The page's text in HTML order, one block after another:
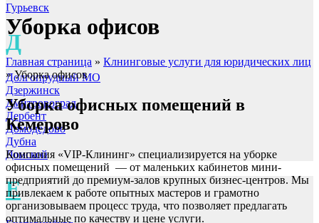
Гурьевск
Д
Долгопрудный МО
Дзержинск
Дмитровоград
Дербент
Домодедово
Дубна
Донской
Е
Уборка офисов
Главная страница » Клнинговые услуги для юридических лиц
»Уборка офисов
Уборка офисных помещений в
Кемерово
Компания «VIP-Клининг» специализируется на уборке
офисных помещений — от маленьких кабинетов мини-
предприятий до премиум-залов крупных бизнес-центров. Мы
привлекаем к работе опытных мастеров и грамотно
организовываем процесс труда, что позволяет предлагать
оптимальные по качеству и цене услуги.